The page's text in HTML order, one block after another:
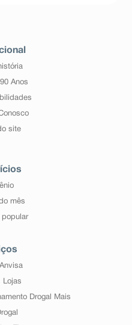
Anos
site
mês
popular
Lojas
Drogal Mais